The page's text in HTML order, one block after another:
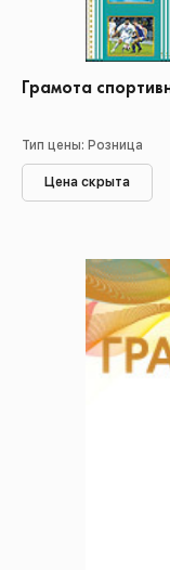
Грамота
Тип цены: Розница
Цена скрыта